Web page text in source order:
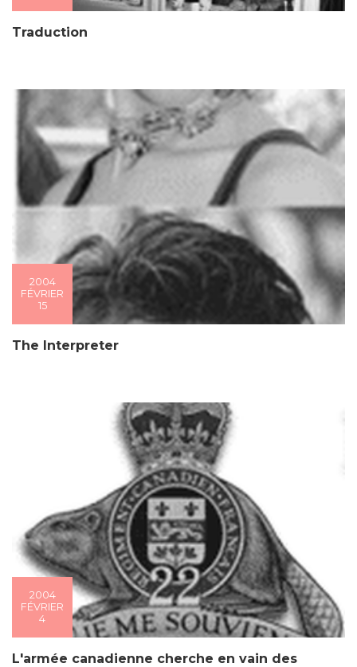
Traduction
2004
FÉVRIER
15
The Interpreter
2004
FÉVRIER
4
L'armée canadienne cherche en vain des